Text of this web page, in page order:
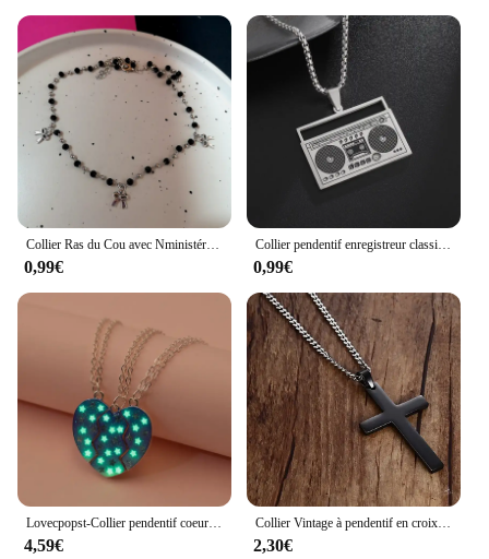
Collier Ras du Cou avec Nministériels d Papillon et Cœur pour Femme, Breloques Esthétiques Vintage et Mignonnes, Bijoux Grunge, Accessoires de Scène, Goth Y2K, Egirl Kpop
0,99€
Collier pendentif enregistreur classique pour homme, lecteur radio, acier inoxydable, hip hop, rock, punk, bijoux de fête, cadeaux
0,99€
Lovecpopst-Collier pendentif coeur Shorous Forever pour enfants, collier magnétique assressenti, navire chia, puzzle, meilleurs amis, filles, 3 pièces, ensemble
4,59€
Collier Vintage à pendentif en croix pour hommes et femmes, chaîne à maillons en acier inoxydable, breloque Cool pour garçons et filles, Punk, Hip Hop, bijoux de fête
2,30€